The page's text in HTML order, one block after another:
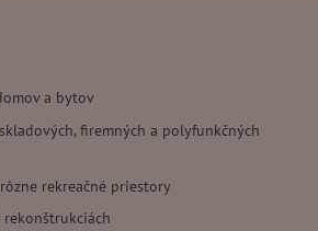
a bytov
firemných a polyfunkčných
rekreačné priestory